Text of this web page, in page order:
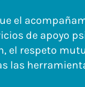
el
de apoyo
el respeto
las